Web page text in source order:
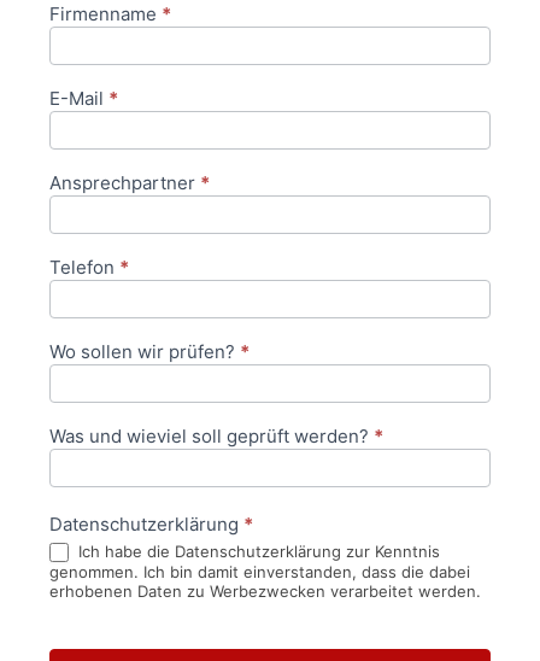
Anfrageformular
Firmenname *
E-Mail *
Ansprechpartner *
Telefon *
Wo sollen wir prüfen? *
Was und wieviel soll geprüft werden? *
Datenschutzerklärung *
Ich habe die Datenschutzerklärung zur Kenntnis
genommen. Ich bin damit einverstanden, dass die dabei
erhobenen Daten zu Werbezwecken verarbeitet werden.